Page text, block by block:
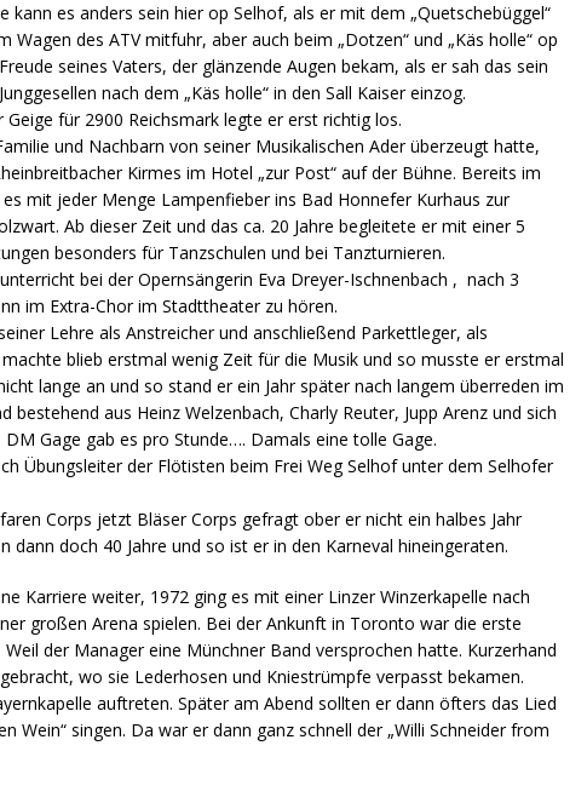
kann es anders sein hier op Selhof, als er mit dem „Quetschebüggel“
Wagen des ATV mitfuhr, aber auch beim „Dotzen“ und „Käs holle“ op
seines Vaters, der glänzende Augen bekam, als er sah das sein
nach dem „Käs holle“ in den Sall Kaiser einzog.
für 2900 Reichsmark legte er erst richtig los.
und Nachbarn von seiner Musikalischen Ader überzeugt hatte,
Kirmes im Hotel „zur Post“ auf der Bühne. Bereits im
mit jeder Menge Lampenfieber ins Bad Honnefer Kurhaus zur
Ab dieser Zeit und das ca. 20 Jahre begleitete er mit einer 5
besonders für Tanzschulen und bei Tanzturnieren.
bei der Opernsängerin Eva Dreyer-Ischnenbach , nach 3
im Extra-Chor im Stadttheater zu hören.
Lehre als Anstreicher und anschließend Parkettleger, als
blieb erstmal wenig Zeit für die Musik und so musste er erstmal
lange an und so stand er ein Jahr später nach langem überreden im
bestehend aus Heinz Welzenbach, Charly Reuter, Jupp Arenz und sich
Gage gab es pro Stunde…. Damals eine tolle Gage.
Übungsleiter der Flötisten beim Frei Weg Selhof unter dem Selhofer
Corps jetzt Bläser Corps gefragt ober er nicht ein halbes Jahr
dann doch 40 Jahre und so ist er in den Karneval hineingeraten.
Karriere weiter, 1972 ging es mit einer Linzer Winzerkapelle nach
großen Arena spielen. Bei der Ankunft in Toronto war die erste
der Manager eine Münchner Band versprochen hatte. Kurzerhand
wo sie Lederhosen und Kniestrümpfe verpasst bekamen.
auftreten. Später am Abend sollten er dann öfters das Lied
Wein“ singen. Da war er dann ganz schnell der „Willi Schneider from